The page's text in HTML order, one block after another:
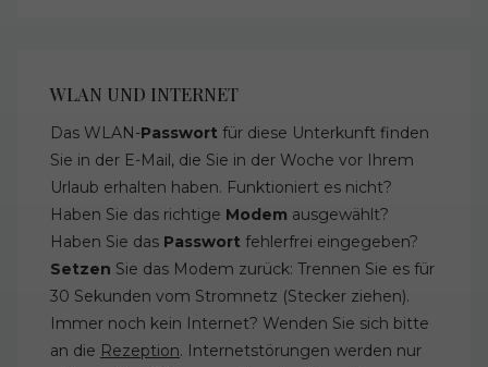
WLAN UND INTERNET
Das WLAN-Passwort für diese Unterkunft finden
Sie in der E-Mail, die Sie in der Woche vor Ihrem
Urlaub erhalten haben. Funktioniert es nicht?
Haben Sie das richtige Modem ausgewählt?
Haben Sie das Passwort fehlerfrei eingegeben?
Setzen Sie das Modem zurück: Trennen Sie es für
30 Sekunden vom Stromnetz (Stecker ziehen).
Immer noch kein Internet? Wenden Sie sich bitte
an die Rezeption. Internetstörungen werden nur